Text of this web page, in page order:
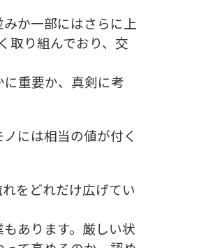
か一部にはさらに上
取り組んでおり、交
重要か、真剣に考
には相当の値が付く
をどれだけ広げてい
あります。厳しい状